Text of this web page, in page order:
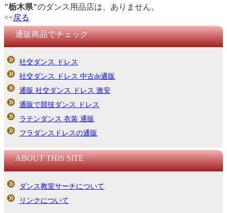
"栃木県"のダンス用品店は、ありません。
<<戻る
通販商品でチェック
社交ダンス ドレス
社交ダンス ドレス 中古de通販
通販 社交ダンス ドレス 激安
通販で競技ダンス ドレス
ラテンダンス 衣装 通販
フラダンスドレスの通販
ABOUT THIS SITE
ダンス教室サーチについて
リンクについて